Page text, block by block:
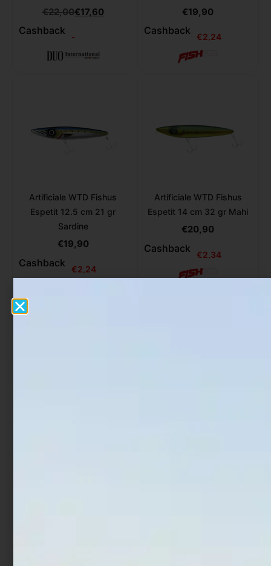
€22,00€17,60
Cashback
-
€19,90
Cashback
€2,24
Artificiale WTD Fishus
Espetit 12.5 cm 21 gr
Sardine
€19,90
Cashback
€2,24
Artificiale WTD Fishus
Espetit 14 cm 32 gr Mahi
€20,90
Cashback
€2,34